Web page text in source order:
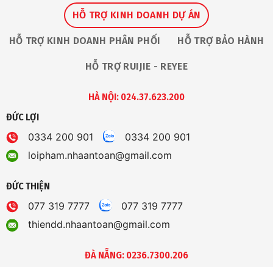
HỖ TRỢ KINH DOANH DỰ ÁN
HỖ TRỢ KINH DOANH PHÂN PHỐI HỖ TRỢ BẢO HÀNH
HỖ TRỢ RUIJIE - REYEE
HÀ NỘI: 024.37.623.200
ĐỨC LỢI
0334 200 901
0334 200 901
loipham.nhaantoan@gmail.com
ĐỨC THIỆN
077 319 7777
077 319 7777
thiendd.nhaantoan@gmail.com
ĐÀ NẴNG: 0236.7300.206